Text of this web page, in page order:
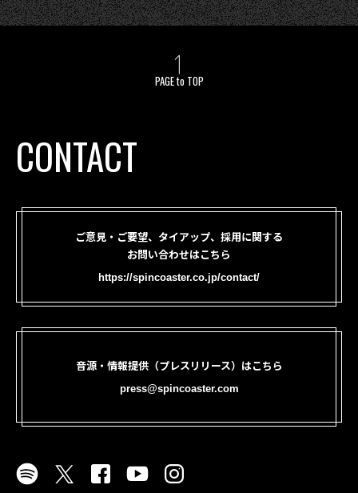
PAGE to TOP
CONTACT
ご意見・ご要望、タイアップ、採用に関する
お問い合わせはこちら
https://spincoaster.co.jp/contact/
音源・情報提供（プレスリリース）はこちら
press@spincoaster.com